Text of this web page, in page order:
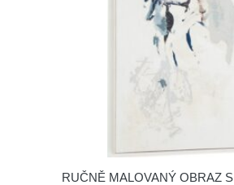
RUČNĚ MALOVANÝ OBRAZ